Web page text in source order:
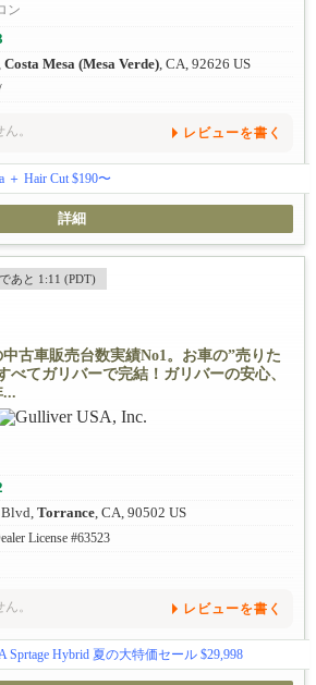
ン
Costa Mesa (Mesa Verde) , CA, 92626 US
。 レビューを書く
＋ Hair Cut $190〜
詳細
あと 1:11 (PDT)
古車販売台数実績No1。お車の”売りた
べてガリバーで完結！ガリバーの安心、
...
Blvd, Torrance, CA, 90502 US
License #63523
。 レビューを書く
Sprtage Hybrid 夏の大特価セール $29,998